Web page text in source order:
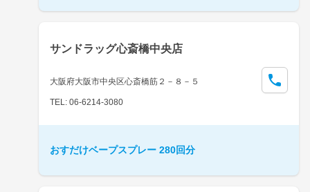
サンドラッグ心斎橋中央店
大阪府大阪市中央区心斎橋筋２－８－５
TEL: 06-6214-3080
おすだけベープスプレー 280回分